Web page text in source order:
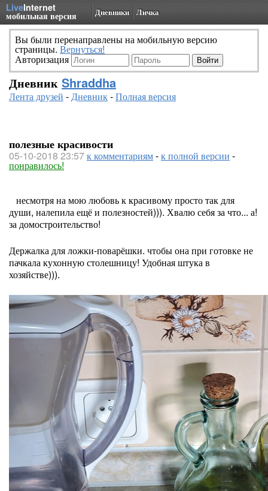
LiveInternet
мобильная версия Дневники Личка
Вы были перенаправлены на мобильную версию
страницы. Вернуться!
Авторизация
Дневник Shraddha
Лента друзей -Дневник-Полная версия
полезные красивости
05-10-2018 23:57к комментариям-к полной версии -
понравилось!
несмотря на мою любовь к красивому просто так для
души, налепила ещё и полезностей))). Хвалю себя за что... а!
за домостроительство!
Держалка для ложки-поварёшки. чтобы она при готовке не
пачкала кухонную столешницу! Удобная штука в
хозяйстве))).